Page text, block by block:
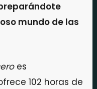
mundo de las
es
102 horas de